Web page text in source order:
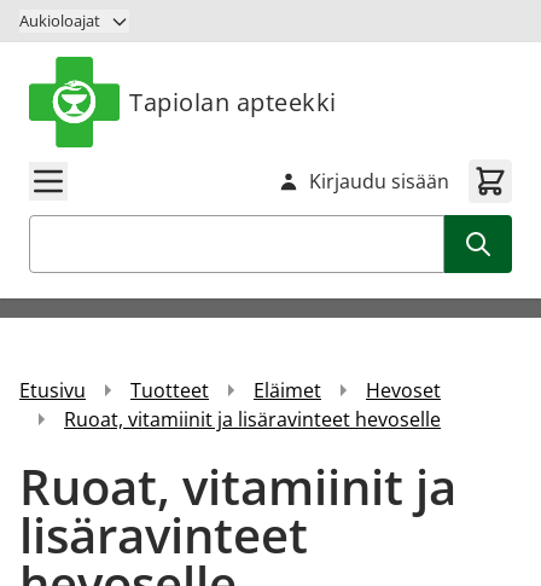
Siirry sisältöön
Aukioloajat
Tapiolan apteekki
Kirjaudu sisään
Etusivu Tuotteet Eläimet
Hevoset
Ruoat, vitamiinit ja lisäravinteet hevoselle
Ruoat, vitamiinit ja
lisäravinteet